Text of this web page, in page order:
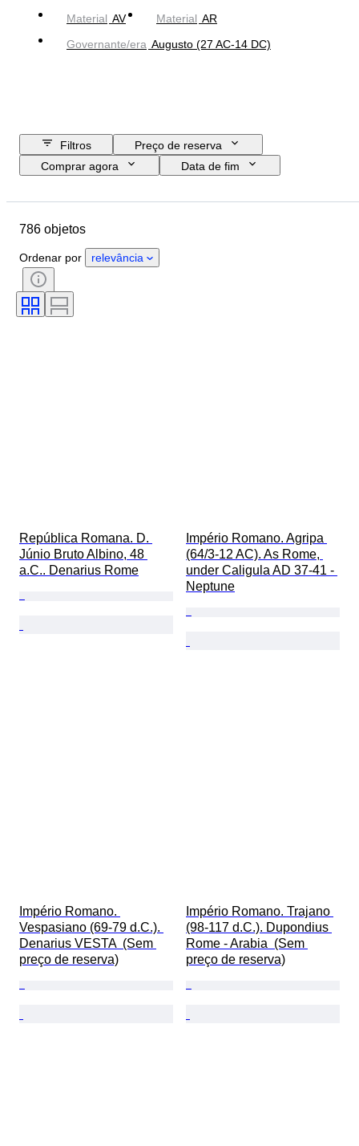
Material AV Material AR
Governante/era Augusto (27 AC-14 DC)
Filtros
Preço de reserva
Comprar agora
Data de fim
Material
Era
786 objetos
Ordenar por relevância
República Romana. D.
Júnio Bruto Albino, 48
a.C.. Denarius Rome
Império Romano. Agripa
(64/3-12 AC). As Rome,
under Caligula AD 37-41 -
Neptune
Império Romano.
Vespasiano (69-79 d.C.).
Denarius VESTA  (Sem
preço de reserva)
Império Romano. Trajano
(98-117 d.C.). Dupondius
Rome - Arabia  (Sem
preço de reserva)